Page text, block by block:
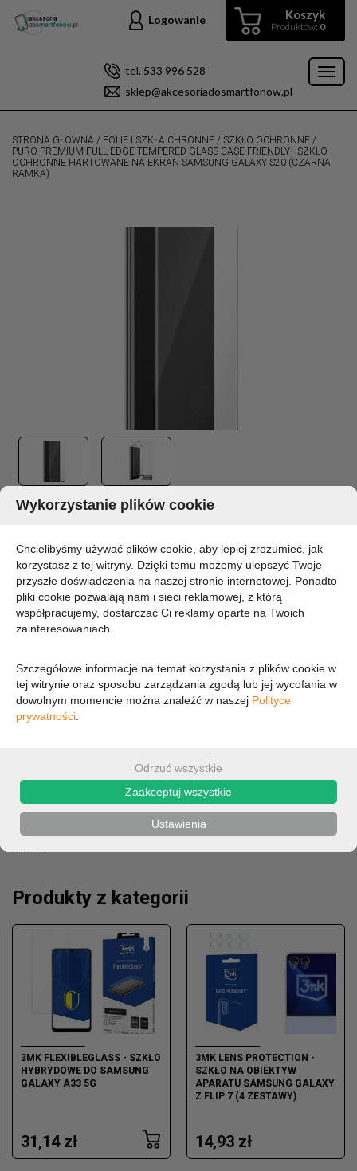
Koszyk
Produktów: 0
Logowanie
tel. 533 996 528
sklep@akcesoriadosmartfonow.pl
STRONA GŁÓWNA / FOLIE I SZKŁA CHRONNE / SZKŁO OCHRONNE /
PURO PREMIUM FULL EDGE TEMPERED GLASS CASE FRIENDLY - SZKŁO
OCHRONNE HARTOWANE NA EKRAN SAMSUNG GALAXY S20 (CZARNA
RAMKA)
GLASS CASE FRIENDLY - SZKŁO OCHRONNE
HARTOWANE NA EKRAN SAMSUNG GALAXY
S20 (CZARNA RAMKA)
MARKA:
PURO
63,34 zł
Produkty z kategorii
3MK FLEXIBLEGLASS - SZKŁO
HYBRYDOWE DO SAMSUNG
GALAXY A33 5G
31,14 zł
3MK LENS PROTECTION -
SZKŁO NA OBIEKTYW
APARATU SAMSUNG GALAXY
Z FLIP 7 (4 ZESTAWY)
14,93 zł
Wykorzystanie plików cookie
Chcielibyśmy używać plików cookie, aby lepiej zrozumieć, jak
korzystasz z tej witryny. Dzięki temu możemy ulepszyć Twoje
przyszłe doświadczenia na naszej stronie internetowej. Ponadto
pliki cookie pozwalają nam i sieci reklamowej, z którą
współpracujemy, dostarczać Ci reklamy oparte na Twoich
zainteresowaniach.
Szczegółowe informacje na temat korzystania z plików cookie w
tej witrynie oraz sposobu zarządzania zgodą lub jej wycofania w
dowolnym momencie można znaleźć w naszej Polityce
prywatności
Odrzuć wszystkie
Zaakceptuj wszystkie
Ustawienia